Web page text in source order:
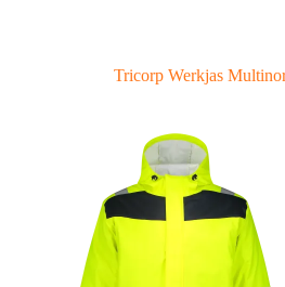
Tricorp Werkjas